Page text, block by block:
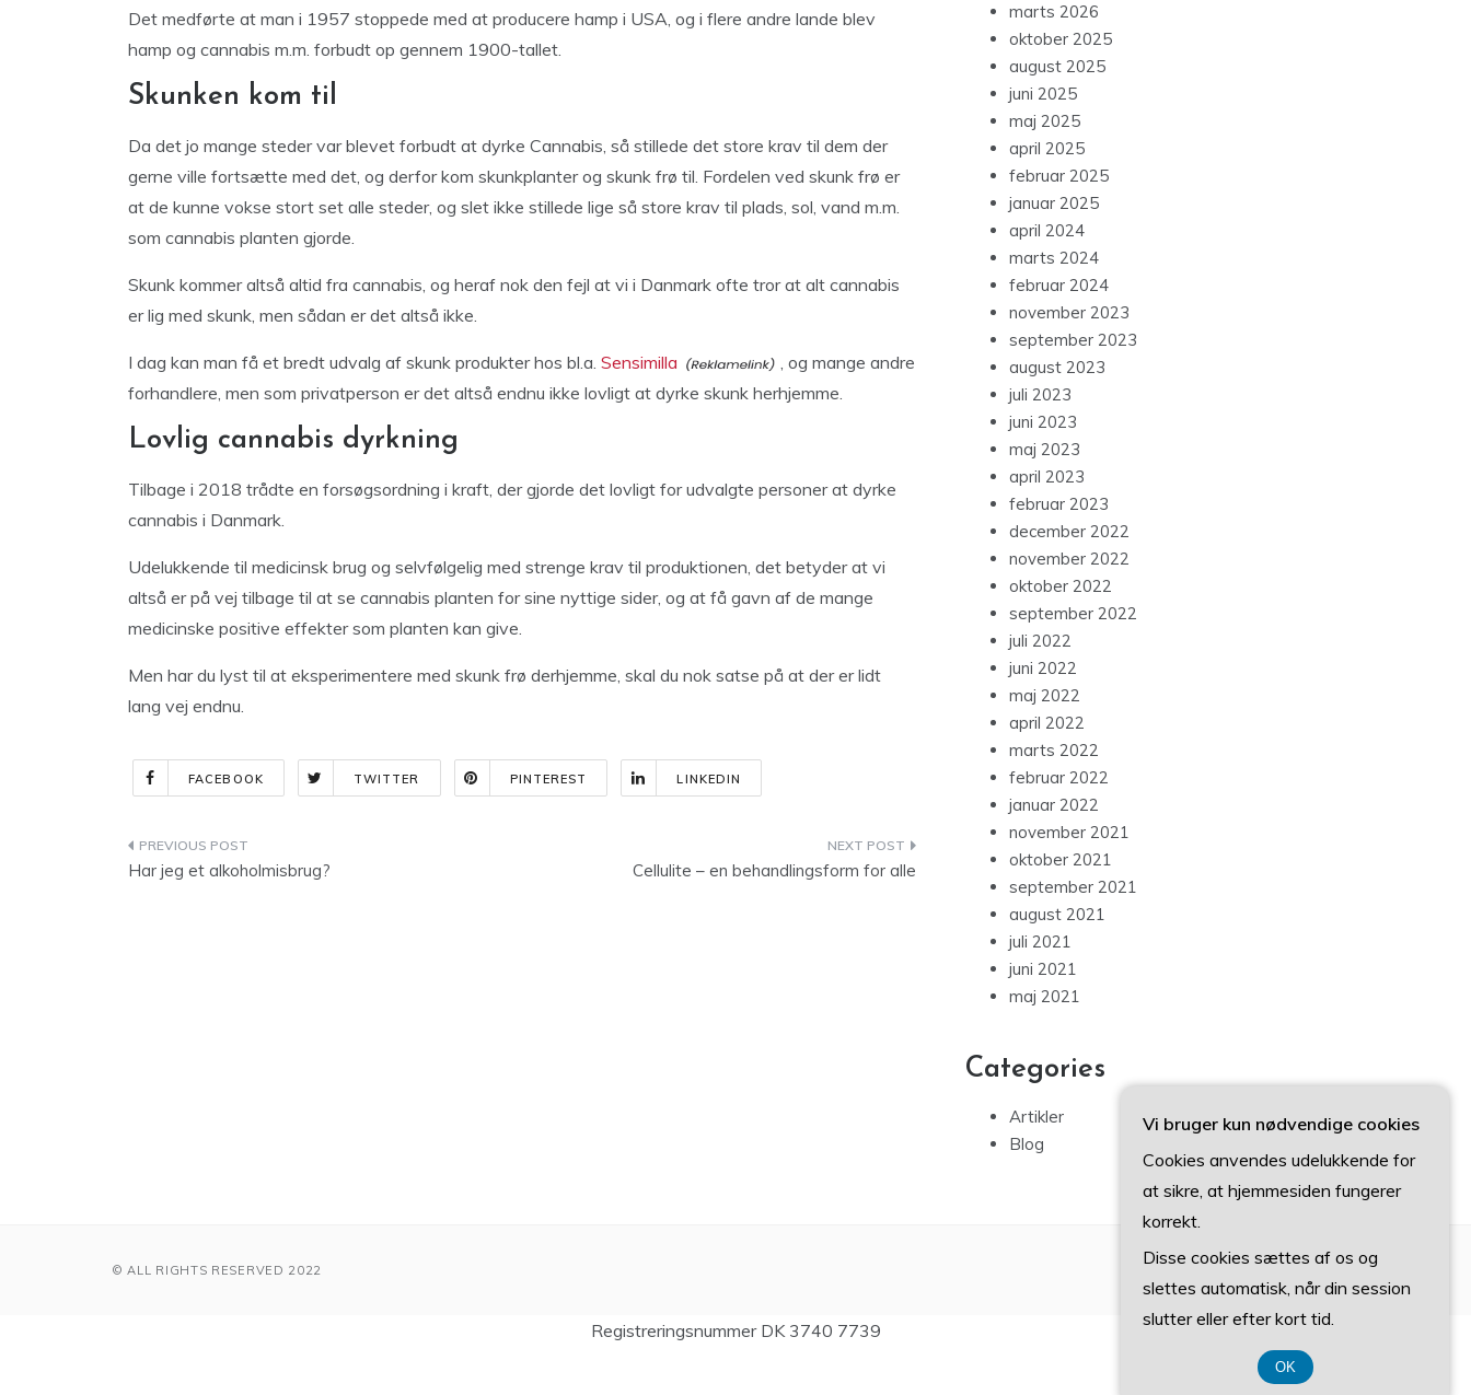
Det medførte at man i 1957 stoppede med at producere hamp i USA, og i flere andre lande blev
hamp og cannabis m.m. forbudt op gennem 1900-tallet.
Skunken kom til
Da det jo mange steder var blevet forbudt at dyrke Cannabis, så stillede det store krav til dem der
gerne ville fortsætte med det, og derfor kom skunkplanter og skunk frø til. Fordelen ved skunk frø er
at de kunne vokse stort set alle steder, og slet ikke stillede lige så store krav til plads, sol, vand m.m.
som cannabis planten gjorde.
Skunk kommer altså altid fra cannabis, og heraf nok den fejl at vi i Danmark ofte tror at alt cannabis
er lig med skunk, men sådan er det altså ikke.
I dag kan man få et bredt udvalg af skunk produkter hos bl.a. Sensimilla
, og mange andre
forhandlere, men som privatperson er det altså endnu ikke lovligt at dyrke skunk herhjemme.
Lovlig cannabis dyrkning
Tilbage i 2018 trådte en forsøgsordning i kraft, der gjorde det lovligt for udvalgte personer at dyrke
cannabis i Danmark.
Udelukkende til medicinsk brug og selvfølgelig med strenge krav til produktionen, det betyder at vi
altså er på vej tilbage til at se cannabis planten for sine nyttige sider, og at få gavn af de mange
medicinske positive effekter som planten kan give.
Men har du lyst til at eksperimentere med skunk frø derhjemme, skal du nok satse på at der er lidt
lang vej endnu.
FACEBOOK TWITTER PINTEREST LINKEDIN
Indlægsnavigation
Har jeg et alkoholmisbrug? Cellulite – en behandlingsform for alle
marts 2026
oktober 2025
august 2025
juni 2025
maj 2025
april 2025
februar 2025
januar 2025
april 2024
marts 2024
februar 2024
november 2023
september 2023
august 2023
juli 2023
juni 2023
maj 2023
april 2023
februar 2023
december 2022
november 2022
oktober 2022
september 2022
juli 2022
juni 2022
maj 2022
april 2022
marts 2022
februar 2022
januar 2022
november 2021
oktober 2021
september 2021
august 2021
juli 2021
juni 2021
maj 2021
Categories
Artikler
Blog
© ALL RIGHTS RESERVED 2022
Registreringsnummer DK 3740 7739
Vi bruger kun nødvendige cookies
Cookies anvendes udelukkende for
at sikre, at hjemmesiden fungerer
korrekt.
Disse cookies sættes af os og
slettes automatisk, når din session
slutter eller efter kort tid.
OK